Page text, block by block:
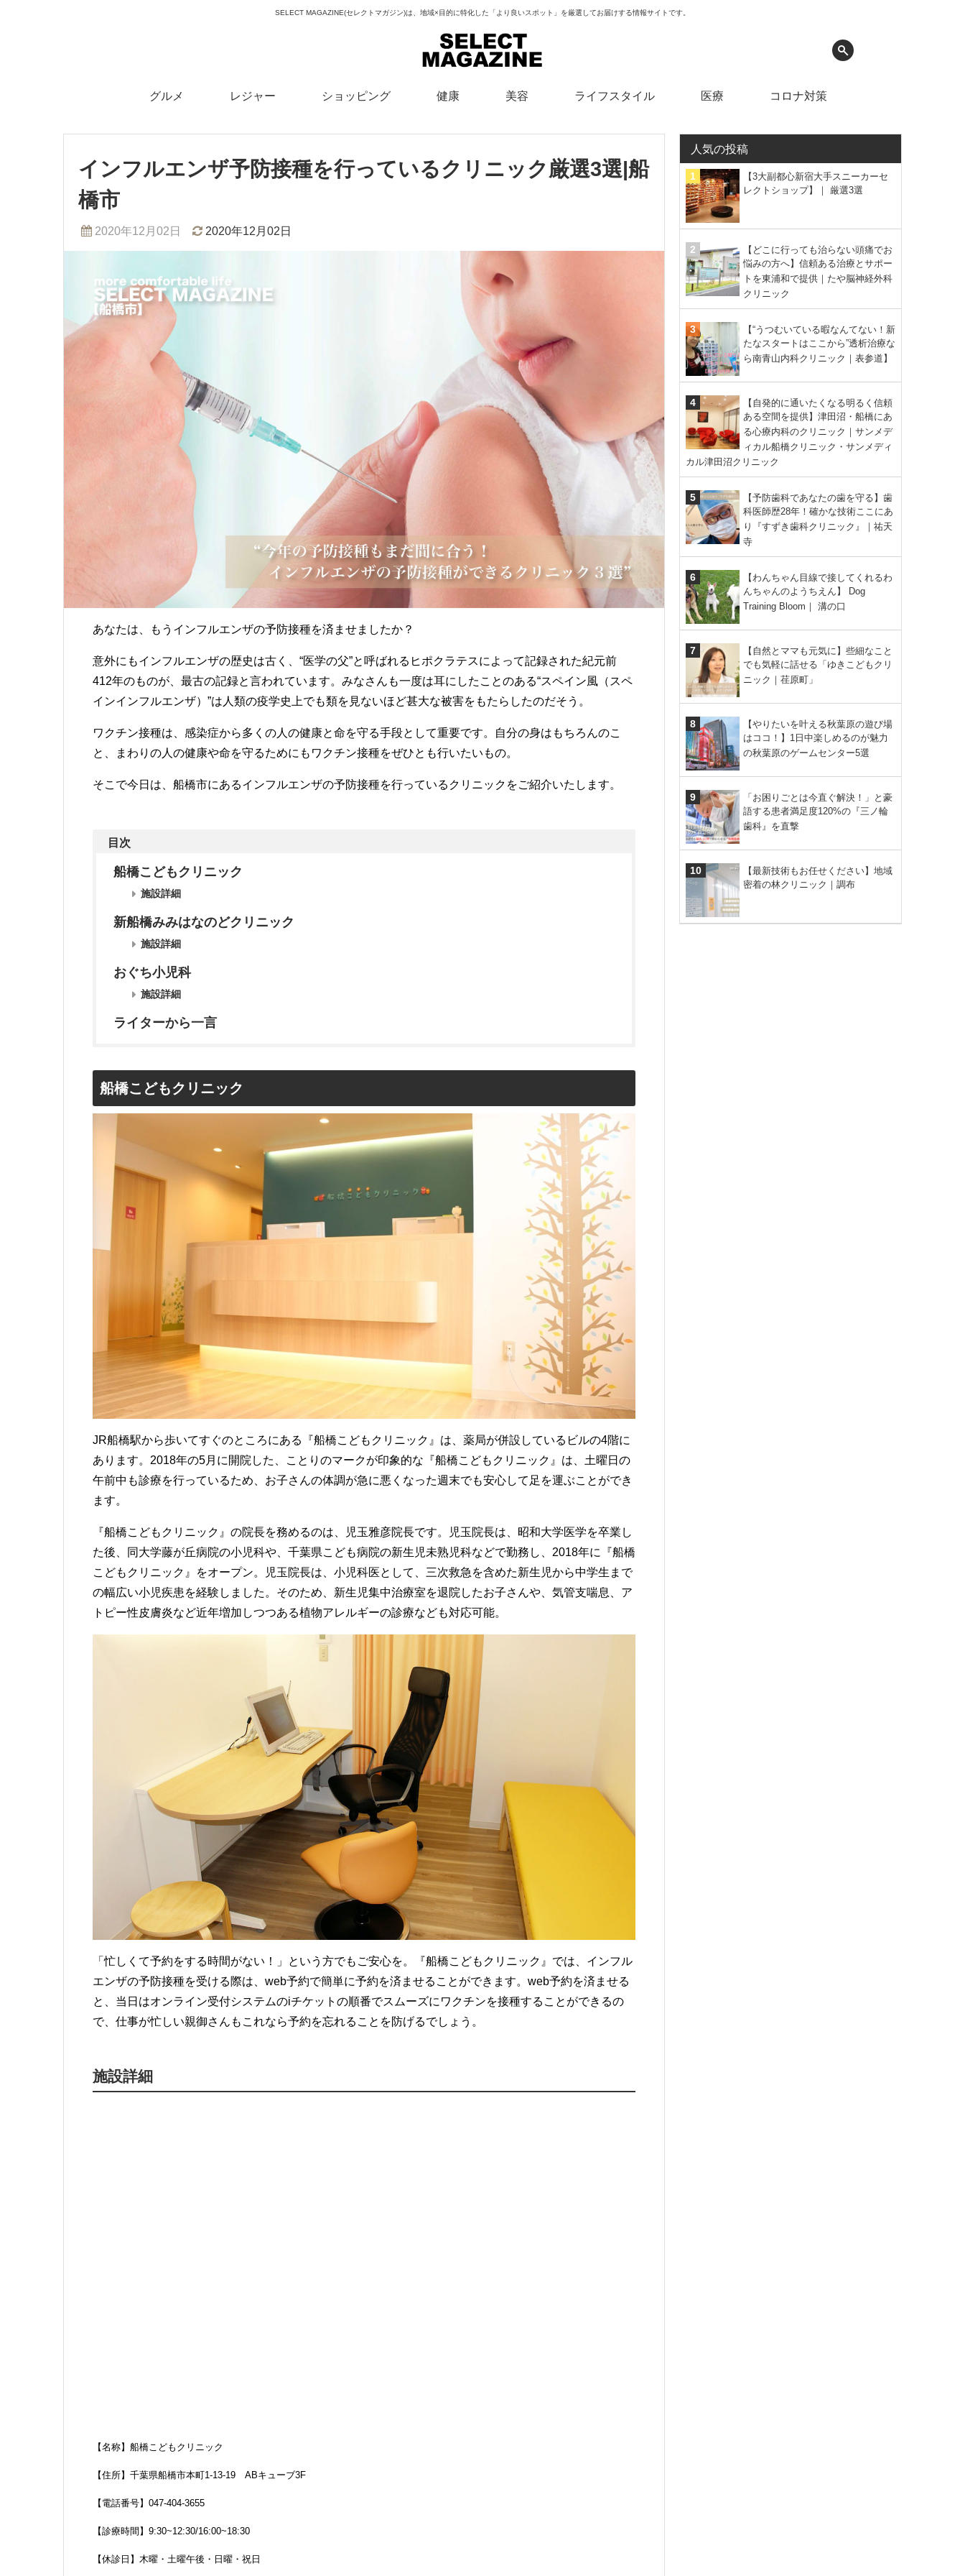
SELECT MAGAZINE(セレクトマガジン)は、地域×目的に特化した「より良いスポット」を厳選してお届けする情報サイトです。
グルメ レジャー ショッピング 健康 美容 ライフスタイル 医療 コロナ対策
インフルエンザ予防接種を行っているクリニック厳選3選|船
橋市
2020年12月02日 2020年12月02日
あなたは、もうインフルエンザの予防接種を済ませましたか？
意外にもインフルエンザの歴史は古く、“医学の父”と呼ばれるヒポクラテスによって記録された紀元前
412年のものが、最古の記録と言われています。みなさんも一度は耳にしたことのある“スペイン風（スペ
インインフルエンザ）”は人類の疫学史上でも類を見ないほど甚大な被害をもたらしたのだそう。
ワクチン接種は、感染症から多くの人の健康と命を守る手段として重要です。自分の身はもちろんのこ
と、まわりの人の健康や命を守るためにもワクチン接種をぜひとも行いたいもの。
そこで今日は、船橋市にあるインフルエンザの予防接種を行っているクリニックをご紹介いたします。
目次
船橋こどもクリニック
施設詳細
新船橋みみはなのどクリニック
施設詳細
おぐち小児科
施設詳細
ライターから一言
船橋こどもクリニック
JR船橋駅から歩いてすぐのところにある『船橋こどもクリニック』は、薬局が併設しているビルの4階に
あります。2018年の5月に開院した、ことりのマークが印象的な『船橋こどもクリニック』は、土曜日の
午前中も診療を行っているため、お子さんの体調が急に悪くなった週末でも安心して足を運ぶことができ
ます。
『船橋こどもクリニック』の院長を務めるのは、児玉雅彦院長です。児玉院長は、昭和大学医学を卒業し
た後、同大学藤が丘病院の小児科や、千葉県こども病院の新生児未熟児科などで勤務し、2018年に『船橋
こどもクリニック』をオープン。児玉院長は、小児科医として、三次救急を含めた新生児から中学生まで
の幅広い小児疾患を経験しました。そのため、新生児集中治療室を退院したお子さんや、気管支喘息、ア
トピー性皮膚炎など近年増加しつつある植物アレルギーの診療なども対応可能。
「忙しくて予約をする時間がない！」という方でもご安心を。『船橋こどもクリニック』では、インフル
エンザの予防接種を受ける際は、web予約で簡単に予約を済ませることができます。web予約を済ませる
と、当日はオンライン受付システムのiチケットの順番でスムーズにワクチンを接種することができるの
で、仕事が忙しい親御さんもこれなら予約を忘れることを防げるでしょう。
施設詳細
【名称】船橋こどもクリニック
【住所】 千葉県船橋市本町1-13-19 ABキューブ3F
【電話番号】 047-404-3655
【診療時間】9:30~12:30/16:00~18:30
【休診日】 木曜・土曜午後・日曜・祝日
人気の投稿
【3大副都心新宿大手スニーカーセ
レクトショップ】｜ 厳選3選
【どこに行っても治らない頭痛でお
悩みの方へ】信頼ある治療とサポー
トを東浦和で提供｜たや脳神経外科
クリニック
【“うつむいている暇なんてない！新
たなスタートはここから”透析治療な
ら南青山内科クリニック｜表参道】
【自発的に通いたくなる明るく信頼
ある空間を提供】津田沼・船橋にあ
る心療内科のクリニック｜サンメデ
ィカル船橋クリニック・サンメディ
カル津田沼クリニック
【予防歯科であなたの歯を守る】歯
科医師歴28年！確かな技術ここにあ
り『すずき歯科クリニック』｜祐天
寺
【わんちゃん目線で接してくれるわ
んちゃんのようちえん】 Dog
Training Bloom｜ 溝の口
【自然とママも元気に】些細なこと
でも気軽に話せる「ゆきこどもクリ
ニック｜荏原町」
【やりたいを叶える秋葉原の遊び場
はココ！】1日中楽しめるのが魅力
の秋葉原のゲームセンター5選
「お困りごとは今直ぐ解決！」と豪
語する患者満足度120%の『三ノ輪
歯科』を直撃
【最新技術もお任せください】地域
密着の林クリニック｜調布